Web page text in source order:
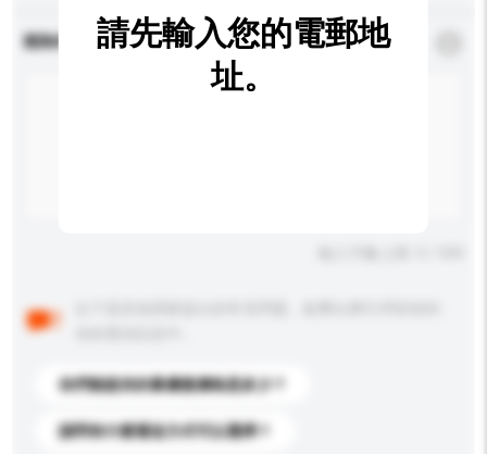
查詢內容 *必須填寫
你們能提供的最優惠價格是多少？
請問有什麼運送方式可以選擇？
請先輸入您的電郵地
址。